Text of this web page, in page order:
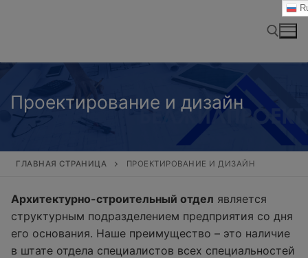
Проектирование и дизайн
ГЛАВНАЯ СТРАНИЦА ПРОЕКТИРОВАНИЕ И ДИЗАЙН
Архитектурно-строительный отдел является
структурным подразделением предприятия со дня
его основания. Наше преимущество – это наличие
в штате отдела специалистов всех специальностей